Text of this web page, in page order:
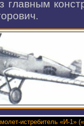
главным
истребитель «И-1»